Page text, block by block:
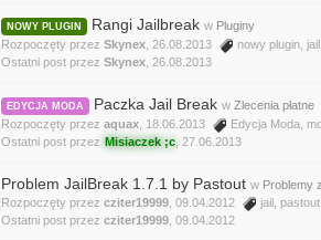
NOWY PLUGIN Rangi Jailbreak w Pluginy
Rozpoczęty przezSkynex , 26.08.2013 nowy plugin jail
Ostatni post przezSkynex 26.08.2013
EDYCJA MODA Paczka Jail Break w Zlecenia płatne
Rozpoczęty przezaquax , 18.06.2013 Edycja Moda
Ostatni post przez Misiaczek ;c 27.06.2013
Problem JailBreak 1.7.1 by Pastout w Problemy
Rozpoczęty przezcziter19999 , 09.04.2012 jail ,pastout
Ostatni post przezcziter19999 ,09.04.2012